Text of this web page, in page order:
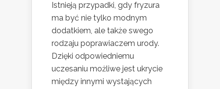
Istnieją przypadki, gdy fryzura
ma być nie tylko modnym
dodatkiem, ale także swego
rodzaju poprawiaczem urody.
Dzięki odpowiedniemu
uczesaniu możliwe jest ukrycie
między innymi wystających